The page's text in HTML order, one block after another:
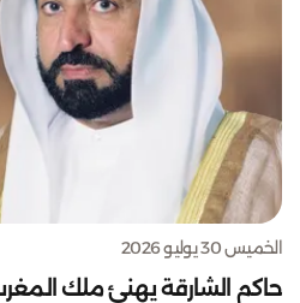
الخميس 30 يوليو 2026
حاكم الشارقة يهنئ ملك